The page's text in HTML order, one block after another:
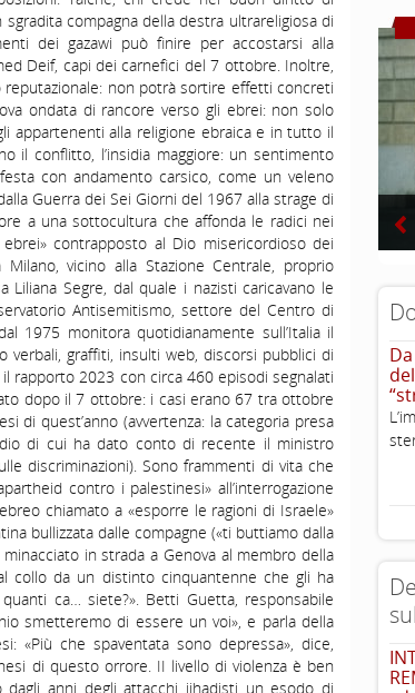
compagna della destra ultrareligiosa di
dei gazawi può finire per accostarsi alla
Deif, capi dei carnefici del 7 ottobre. Inoltre,
reputazionale: non potrà sortire effetti concreti
ondata di rancore verso gli ebrei: non solo
appartenenti alla religione ebraica e in tutto il
il conflitto, l’insidia maggiore: un sentimento
con andamento carsico, come un veleno
Guerra dei Sei Giorni del 1967 alla strage di
a una sottocultura che affonda le radici nei
contrapposto al Dio misericordioso dei
vicino alla Stazione Centrale, proprio
Segre, dal quale i nazisti caricavano le
Antisemitismo, settore del Centro di
1975 monitora quotidianamente sull’Italia il
verbali, graffiti, insulti web, discorsi pubblici di
rapporto 2023 con circa 460 episodi segnalati
dopo il 7 ottobre: i casi erano 67 tra ottobre
di quest’anno (avvertenza: la categoria presa
di cui ha dato conto di recente il ministro
discriminazioni). Sono frammenti di vita che
contro i palestinesi» all’interrogazione
chiamato a «esporre le ragioni di Israele»
bullizzata dalle compagne («ti buttiamo dalla
in strada a Genova al membro della
collo da un distinto cinquantenne che gli ha
ca… siete?». Betti Guetta, responsabile
smetteremo di essere un voi», e parla della
«Più che spaventata sono depressa», dice,
di questo orrore. II livello di violenza è ben
dagli anni degli attacchi jihadisti un esodo di